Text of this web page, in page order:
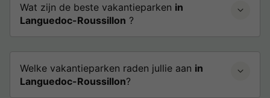
Wat zijn de beste vakantieparken in
Languedoc-Roussillon ?
Welke vakantieparken raden jullie aan in
Languedoc-Roussillon?